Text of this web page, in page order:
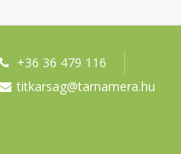
+36 36 479 116
titkarsag@tarnamera.hu